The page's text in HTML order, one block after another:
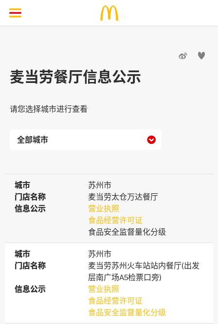
 
麦当劳餐厅信息公示
请您选择城市进行查看

城市
城市
苏州市
门店名称
门店名称
麦当劳太仓万达餐厅
信息公示
信息公示
营业执照
食品经营许可证
食品安全监督量化分级
城市
城市
苏州市
门店名称
门店名称
麦当劳苏州火车站站内餐厅(出发
层南广场A5检票口旁)
信息公示
信息公示
营业执照
食品经营许可证
食品安全监督量化分级